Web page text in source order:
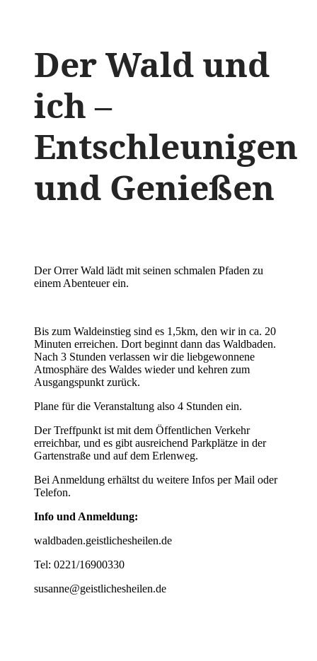
Der Wald und
ich –
Entschleunigen
und Genießen
Der Orrer Wald lädt mit seinen schmalen Pfaden zu
einem Abenteuer ein.
Bis zum Waldeinstieg sind es 1,5km, den wir in ca. 20
Minuten erreichen. Dort beginnt dann das Waldbaden.
Nach 3 Stunden verlassen wir die liebgewonnene
Atmosphäre des Waldes wieder und kehren zum
Ausgangspunkt zurück.
Plane für die Veranstaltung also 4 Stunden ein.
Der Treffpunkt ist mit dem Öffentlichen Verkehr
erreichbar, und es gibt ausreichend Parkplätze in der
Gartenstraße und auf dem Erlenweg.
Bei Anmeldung erhältst du weitere Infos per Mail oder
Telefon.
Info und Anmeldung:
waldbaden.geistlichesheilen.de
Tel: 0221/16900330
susanne@geistlichesheilen.de